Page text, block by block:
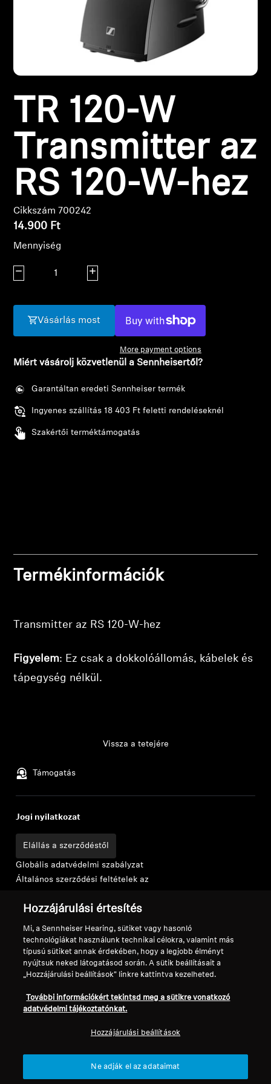
Fejhallgató alkatrészek és tartozékok
Hallás kategóriák szerint
TV hallás fejhallgatók
Eredeti hallási alkatrészek és tartozékok
Soundbarok
AMBEO soundbarok és mélynyomók
Fedezd fel az AMBEO-t
AMBEO alkatrészek és tartozékok
Fedezd fel
Rólunk
TR 120-W
Transmitter az
RS 120-W-hez
Cikkszám 700242
14.900 Ft
Mennyiség
Mennyiség csökkentéseMennyiség növelése
Vásárlás most
More payment options
Miért vásárolj közvetlenül a Sennheisertől?
Garantáltan eredeti Sennheiser termék
Ingyenes szállítás 18 403 Ft feletti rendeléseknél
Szakértői terméktámogatás
Termékinformációk
Transmitter az RS 120-W-hez
Figyelem: Ez csak a dokkolóállomás, kábelek és
tápegység nélkül.
Támogatás
Vissza a tetejére
Jogi nyilatkozat
Elállás a szerződéstől
Globális adatvédelmi szabályzat
Általános szerződési feltételek az
Koordinált sebezhetőség-
közzétételi szabályzat
Vállalatunk
Karrier a Sonovánál
Sennheiser Consumer márkabrandnagykövetek
Impresszum Cookie-beállítások
Hozzájárulási értesítés
Mi, a Sennheiser Hearing, sütiket vagy hasonló
technológiákat használunk technikai célokra, valamint más
típusú sütiket annak érdekében, hogy a legjobb élményt
nyújtsuk neked látogatásod során. A sütik beállításait a
„Hozzájárulási beállítások" linkre kattintva kezelheted.
További információkért tekintsd meg a sütikre vonatkozó
adatvédelmi tájékoztatónkat.
Hozzájárulási beállítások
Ne adják el az adataimat
Bejelentkezés szükséges
mentett tételeidet.